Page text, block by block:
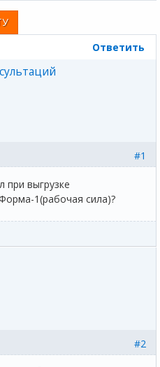
Ответить
#1
выгрузке
1(рабочая сила)?
#2